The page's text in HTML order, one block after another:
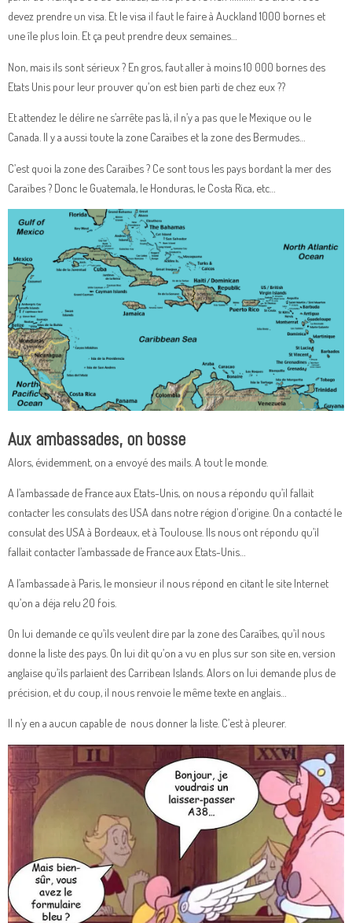
devez prendre un visa. Et le visa il faut le faire à Auckland 1000 bornes et
une île plus loin. Et ça peut prendre deux semaines…
Non, mais ils sont sérieux ? En gros, faut aller à moins 10 000 bornes des
Etats Unis pour leur prouver qu’on est bien parti de chez eux ??
Et attendez le délire ne s’arrête pas là, il n’y a pas que le Mexique ou le
Canada. Il y a aussi toute la zone Caraïbes et la zone des Bermudes…
C’est quoi la zone des Caraïbes ? Ce sont tous les pays bordant la mer des
Caraïbes ? Donc le Guatemala, le Honduras, le Costa Rica, etc…
Aux ambassades, on bosse
Alors, évidemment, on a envoyé des mails. A tout le monde.
A l’ambassade de France aux Etats-Unis, on nous a répondu qu’il fallait
contacter les consulats des USA dans notre région d’origine. On a contacté le
consulat des USA à Bordeaux, et à Toulouse. Ils nous ont répondu qu’il
fallait contacter l’ambassade de France aux Etats-Unis…
A l’ambassade à Paris, le monsieur il nous répond en citant le site Internet
qu’on a déja relu 20 fois.
On lui demande ce qu’ils veulent dire par la zone des Caraîbes, qu’il nous
donne la liste des pays. On lui dit qu’on a vu en plus sur son site en, version
anglaise qu’ils parlaient des Carribean Islands. Alors on lui demande plus de
précision, et du coup, il nous renvoie le même texte en anglais…
Il n’y en a aucun capable de nous donner la liste. C’est à pleurer.